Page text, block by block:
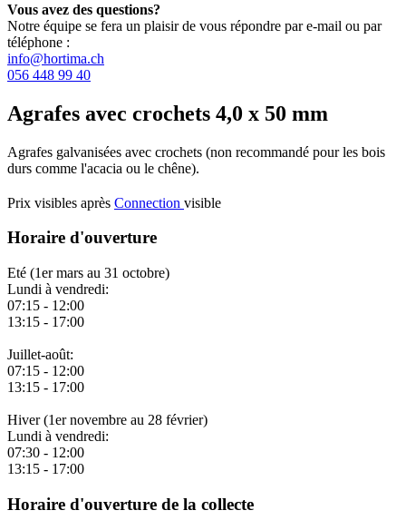
Vous avez des questions?
Notre équipe se fera un plaisir de vous répondre par e-mail ou par
téléphone :
info@hortima.ch
056 448 99 40
Agrafes avec crochets 4,0 x 50 mm
Agrafes galvanisées avec crochets (non recommandé pour les bois
durs comme l'acacia ou le chêne).
Prix visibles après Connection visible
Horaire d'ouverture
Eté (1er mars au 31 octobre)
Lundi à vendredi:
07:15 - 12:00
13:15 - 17:00
Juillet-août:
07:15 - 12:00
13:15 - 17:00
Hiver (1er novembre au 28 février)
Lundi à vendredi:
07:30 - 12:00
13:15 - 17:00
Horaire d'ouverture de la collecte